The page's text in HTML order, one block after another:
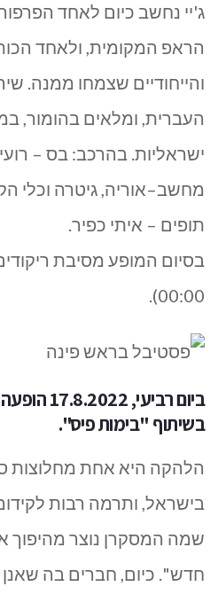
ג'יי נחשב כיום לאחד
הראפ המקומית, ולאחד
והייחודיים שצמחו ממנה.
העברית, ומלאים בהומור,
ישראליות. בהרכב: בס – רועי
מחשב–אוריה, גיטרה וכלי
תופים – איתי כפיר.
00:00).
ביום
בשיתוף "בימות פיס".
הלהקה היא אחת מחלוצות
בישראל, ותרמה רבות
שמה המסקרן נוצר מהיפוך
חדש". כיום, חברים בה